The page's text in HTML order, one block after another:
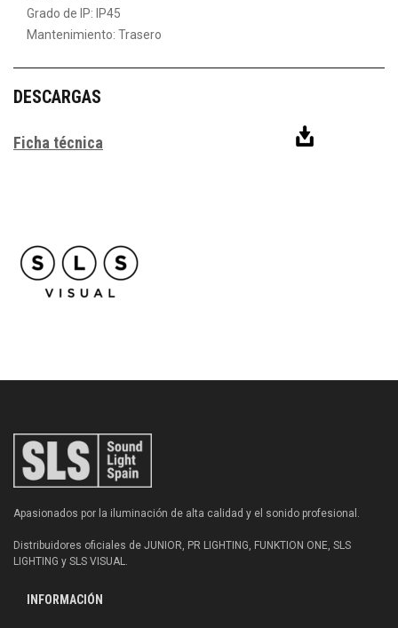
Grado de IP: IP45
Mantenimiento: Trasero
DESCARGAS
Ficha técnica
Apasionados por la iluminación de alta calidad y el sonido profesional.
Distribuidores oficiales de JUNIOR, PR LIGHTING, FUNKTION ONE, SLS
LIGHTING y SLS VISUAL.
INFORMACIÓN